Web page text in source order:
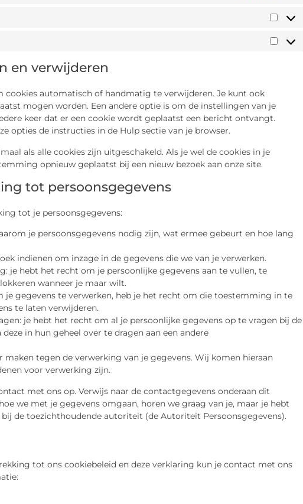
en verwijderen
automatisch of handmatig te verwijderen. Je kunt ook
mogen worden. Een andere optie is om de instellingen van je
keer dat er een cookie wordt geplaatst een bericht ontvangt.
opties de instructies in de Hulp sectie van je browser.
als alle cookies zijn uitgeschakeld. Als je wel de cookies in je
opnieuw geplaatst bij een nieuw bezoek aan onze site.
tot persoonsgegevens
tot je persoonsgegevens:
je persoonsgegevens nodig zijn, wat ermee gebeurt en hoe lang
indienen om inzage in de gegevens die we van je verwerken.
je hebt het recht om je persoonlijke gegevens aan te vullen, te
wanneer je maar wilt.
gegevens te verwerken, heb je het recht om die toestemming in te
te laten verwijderen.
je hebt het recht om al je persoonlijke gegevens op te vragen bij de
in hun geheel over te dragen aan een andere
maken tegen de verwerking van je gegevens. Wij komen hieraan
voor verwerking zijn.
met ons op. Verwijs naar de contactgegevens onderaan dit
we met je gegevens omgaan, horen we graag van je, maar je hebt
de toezichthoudende autoriteit (de Autoriteit Persoonsgegevens).
tot ons cookiebeleid en deze verklaring kun je contact met ons